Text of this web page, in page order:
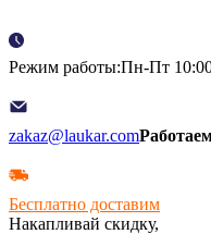
Режим работы:Пн-Пт
zakaz@laukar.com
Бесплатно доставим
Накапливай скидку,